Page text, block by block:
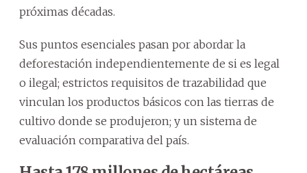
próximas décadas.
Sus puntos esenciales pasan por abordar la
deforestación independientemente de si es legal
o ilegal; estrictos requisitos de trazabilidad que
vinculan los productos básicos con las tierras de
cultivo donde se produjeron; y un sistema de
evaluación comparativa del país.